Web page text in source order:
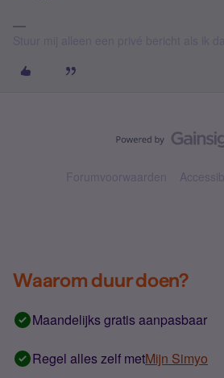
Forumvoorwaarden
Waarom duur doen?
Maandelijks gratis aanpasbaar
Regel alles zelf metMijn Simyo